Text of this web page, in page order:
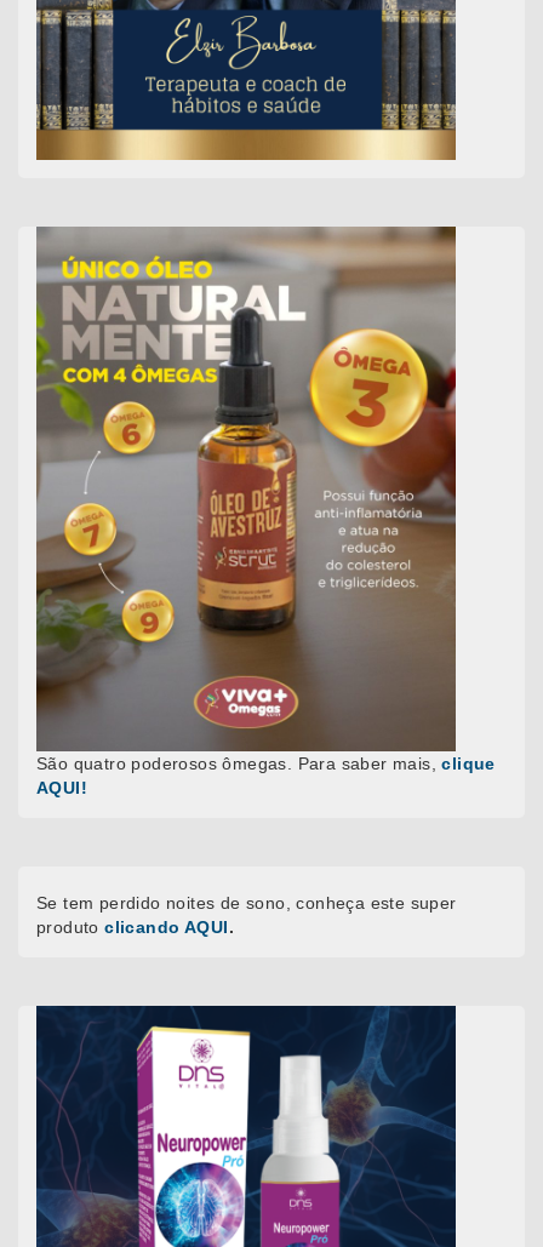
São quatro poderosos ômegas. Para saber mais,clique
AQUI!
Se tem perdido noites de sono, conheça este super
produto clicando AQUI.